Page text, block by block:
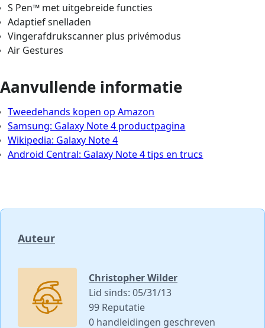
S Pen™ met uitgebreide functies
Adaptief snelladen
Vingerafdrukscanner plus privémodus
Air Gestures
Aanvullende informatie
Tweedehands kopen op Amazon
Samsung: Galaxy Note 4 productpagina
Wikipedia: Galaxy Note 4
Android Central: Galaxy Note 4 tips en trucs
Auteur
Christopher Wilder
Lid sinds: 05/31/13
99 Reputatie
0 handleidingen geschreven